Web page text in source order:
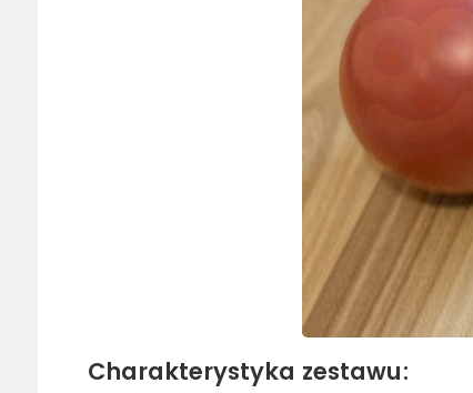
Charakterystyka zestawu: